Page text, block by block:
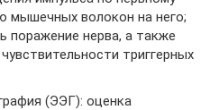
мышечных волокон на него;
поражение нерва, а также
триггерных
(ЭЭГ): оценка